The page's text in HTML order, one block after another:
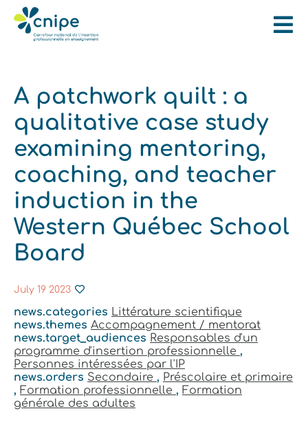
A patchwork quilt : a
qualitative case study
examining mentoring,
coaching, and teacher
induction in the
Western Québec School
Board
July 19 2023
news.categories Littérature scientifique
news.themes Accompagnement / mentorat
news.target_audiences Responsables d'un
programme d'insertion professionnelle ,
Personnes intéressées par l'IP
news.orders Secondaire , Préscolaire et primaire
, Formation professionnelle , Formation
générale des adultes